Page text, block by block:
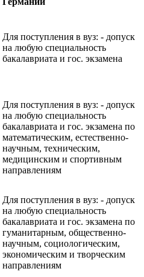
Для поступления в вуз: - допуск
на любую специальность
бакалавриата и гос. экзамена
Для поступления в вуз: - допуск
на любую специальность
бакалавриата и гос. экзамена по
математическим, естественно-
научным, техническим,
медицинским и спортивным
направлениям
Для поступления в вуз: - допуск
на любую специальность
бакалавриата и гос. экзамена по
гуманитарным, общественно-
научным, социологическим,
экономическим и творческим
направлениям